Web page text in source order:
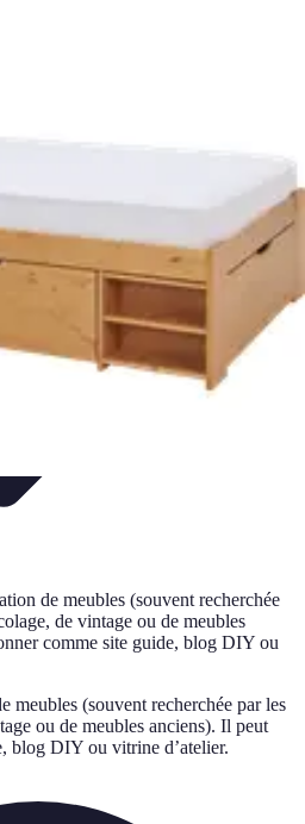
de meubles (souvent recherchée
de vintage ou de meubles
comme site guide, blog DIY ou
meubles (souvent recherchée par les
ou de meubles anciens). Il peut
blog DIY ou vitrine d’atelier.